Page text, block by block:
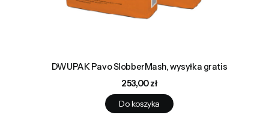
DWUPAK Pavo SlobberMash, wysyłka gratis
Cena
253,00 zł
Do koszyka